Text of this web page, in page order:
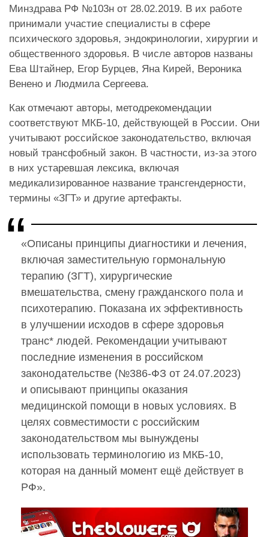
Минздрава РФ №103н от 28.02.2019. В их работе
принимали участие специалисты в сфере
психического здоровья, эндокринологии, хирургии и
общественного здоровья. В числе авторов названы
Ева Штайнер, Егор Бурцев, Яна Кирей, Вероника
Венено и Людмила Сергеева.
Как отмечают авторы, методрекомендации
соответствуют МКБ-10, действующей в России. Они
учитывают российское законодательство, включая
новый трансфобный закон. В частности, из-за этого
в них устаревшая лексика, включая
медикализированное название трансгендерности,
термины «ЗГТ» и другие артефакты.
«Описаны принципы диагностики и лечения,
включая заместительную гормональную
терапию (ЗГТ), хирургические
вмешательства, смену гражданского пола и
психотерапию. Показана их эффективность
в улучшении исходов в сфере здоровья
транс* людей. Рекомендации учитывают
последние изменения в российском
законодательстве (№386-ФЗ от 24.07.2023)
и описывают принципы оказания
медицинской помощи в новых условиях. В
целях совместимости с российским
законодательством мы вынуждены
использовать терминологию из МКБ-10,
которая на данный момент ещё действует в
РФ».